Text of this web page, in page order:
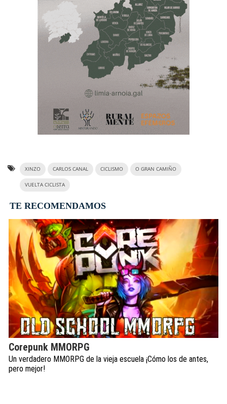
XINZO CARLOS CANAL CICLISMO O GRAN CAMIÑO
VUELTA CICLISTA
TE RECOMENDAMOS
Corepunk MMORPG
Un verdadero MMORPG de la vieja escuela ¡Cómo los de antes,
pero mejor!